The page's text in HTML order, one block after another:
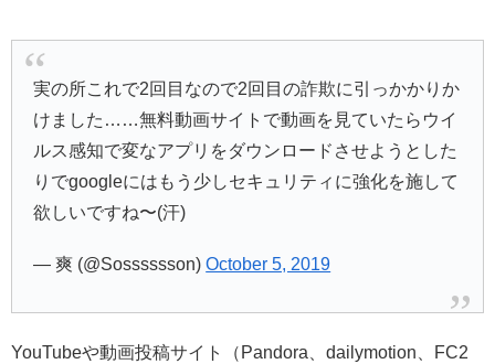
実の所これで2回目なので2回目の詐欺に引っかかりか
けました……無料動画サイトで動画を見ていたらウイ
ルス感知で変なアプリをダウンロードさせようとした
りでgoogleにはもう少しセキュリティに強化を施して
欲しいですね〜(汗)
— 爽 (@Sosssssson)October 5, 2019
YouTubeや動画投稿サイト（Pandora、dailymotion、FC2